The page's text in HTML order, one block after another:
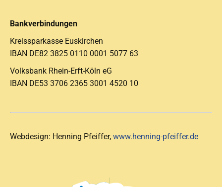
Bankverbindungen
Kreissparkasse Euskirchen
IBAN DE82 3825 0110 0001 5077 63
Volksbank Rhein-Erft-Köln eG
IBAN DE53 3706 2365 3001 4520 10
Webdesign: Henning Pfeiffer, www.henning-pfeiffer.de